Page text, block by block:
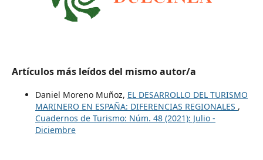
Artículos más leídos del mismo autor/a
Daniel Moreno Muñoz, EL DESARROLLO DEL TURISMO
MARINERO EN ESPAÑA: DIFERENCIAS REGIONALES ,
Cuadernos de Turismo: Núm. 48 (2021): Julio -
Diciembre